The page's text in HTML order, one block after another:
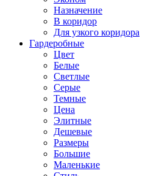
Назначение
В коридор
Для узкого коридора
Гардеробные
Цвет
Белые
Светлые
Серые
Темные
Цена
Элитные
Дешевые
Размеры
Большие
Маленькие